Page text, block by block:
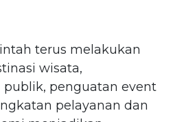
terus melakukan
wisata,
penguatan event
pelayanan dan